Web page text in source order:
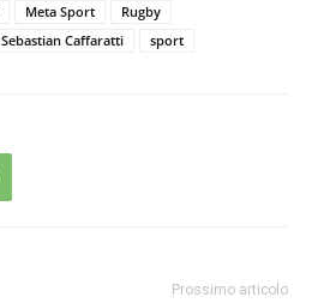
Meta Sport
Rugby
Sebastian Caffaratti sport
Prossimo articolo